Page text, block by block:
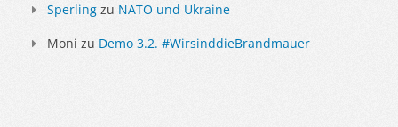
Sperling zu NATO und Ukraine
Moni zu Demo 3.2. #WirsinddieBrandmauer